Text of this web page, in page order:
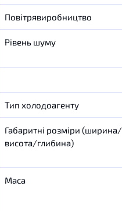
Повітрявиробництво
Рівень шуму
Тип холодоагенту
Габаритні розміри (ширина/
висота/глибина)
Маса